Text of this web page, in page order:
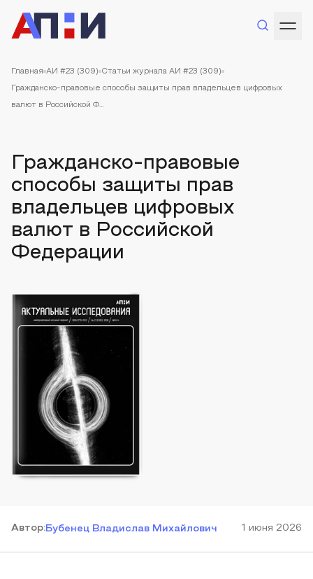
Главная АИ #23 (309) Статьи журнала АИ #23 (309)
Гражданско-правовые способы защиты прав владельцев цифровых
валют в Российской Ф...
Гражданско-правовые
способы защиты прав
владельцев цифровых
валют в Российской
Федерации
Автор:Бубенец Владислав Михайлович 1 июня 2026